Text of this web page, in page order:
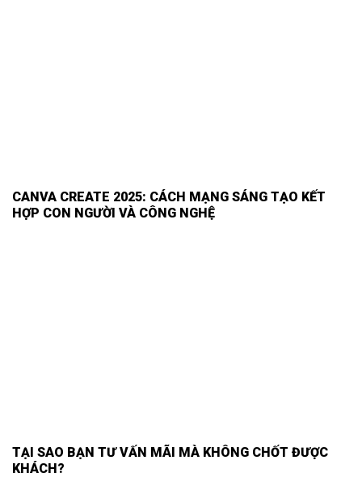
CANVA CREATE 2025: CÁCH MẠNG SÁNG TẠO KẾT
HỢP CON NGƯỜI VÀ CÔNG NGHỆ
TẠI SAO BẠN TƯ VẤN MÃI MÀ KHÔNG CHỐT ĐƯỢC
KHÁCH?